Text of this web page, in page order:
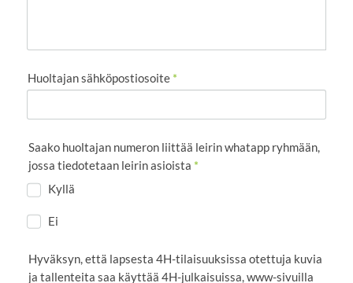
Huoltajan sähköpostiosoite *
Saako huoltajan numeron liittää leirin whatapp ryhmään,
jossa tiedotetaan leirin asioista *
Kyllä
Ei
Hyväksyn, että lapsesta 4H-tilaisuuksissa otettuja kuvia
ja tallenteita saa käyttää 4H-julkaisuissa, www-sivuilla